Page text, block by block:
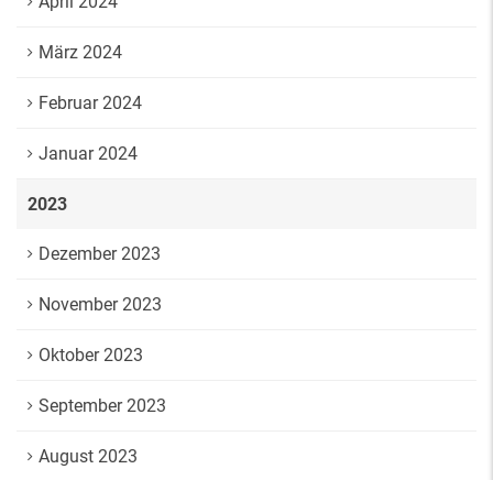
März 2024
Februar 2024
Januar 2024
2023
Dezember 2023
November 2023
Oktober 2023
September 2023
August 2023